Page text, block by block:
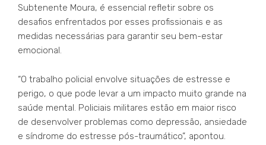
Subtenente Moura, é essencial refletir sobre os
desafios enfrentados por esses profissionais e as
medidas necessárias para garantir seu bem-estar
emocional.
“O trabalho policial envolve situações de estresse e
perigo, o que pode levar a um impacto muito grande na
saúde mental. Policiais militares estão em maior risco
de desenvolver problemas como depressão, ansiedade
e síndrome do estresse pós-traumático”, apontou.